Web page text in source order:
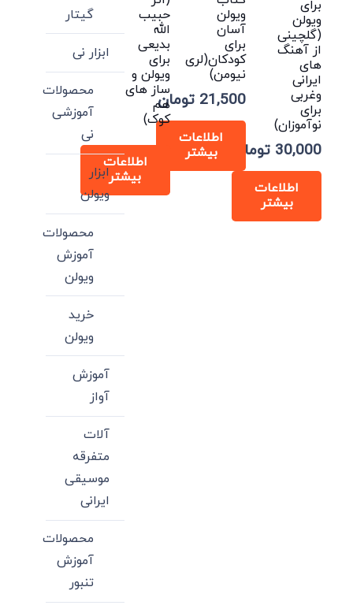
برای
ویولن
(گلچینی
از آهنگ
های
ایرانی
وغربی
برای
نوآموزان)
30,000 تومان
اطلاعات
بیشتر
ویولن
آسان
برای
کودکان(لری
نیومن)
21,500 تومان
اطلاعات
بیشتر
حبیب
الله
بدیعی
برای
ویولن و
ساز های
هم
کوک)
اطلاعات
بیشتر
گیتار
ابزار نی
محصولات
آموزشی
نی
ابزار
ویولن
محصولات
آموزش
ویولن
خرید
ویولن
آموزش
آواز
آلات
متفرقه
موسیقی
ایرانی
محصولات
آموزش
تنبور